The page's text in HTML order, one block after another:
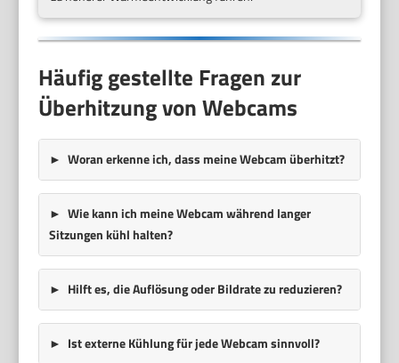
Häufig gestellte Fragen zur
Überhitzung von Webcams
Woran erkenne ich, dass meine Webcam überhitzt?
Wie kann ich meine Webcam während langer
Sitzungen kühl halten?
Hilft es, die Auflösung oder Bildrate zu reduzieren?
Ist externe Kühlung für jede Webcam sinnvoll?